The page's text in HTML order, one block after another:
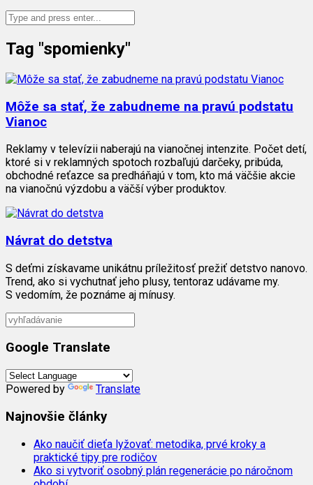
Tag "spomienky"
Môže sa stať, že zabudneme na pravú podstatu
Vianoc
Reklamy v televízii naberajú na vianočnej intenzite. Počet detí,
ktoré si v reklamných spotoch rozbaľujú darčeky, pribúda,
obchodné reťazce sa predháňajú v tom, kto má väčšie akcie
na vianočnú výzdobu a väčší výber produktov.
Návrat do detstva
S deťmi získavame unikátnu príležitosť prežiť detstvo nanovo.
Trend, ako si vychutnať jeho plusy, tentoraz udávame my.
S vedomím, že poznáme aj mínusy.
Google Translate
Powered by Translate
Najnovšie články
Ako naučiť dieťa lyžovať: metodika, prvé kroky a
praktické tipy pre rodičov
Ako si vytvoriť osobný plán regenerácie po náročnom